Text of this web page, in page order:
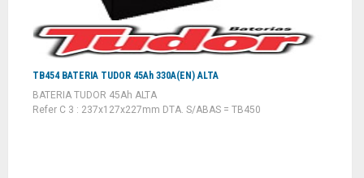
TB454 BATERIA TUDOR 45Ah 330A(EN) ALTA
BATERIA TUDOR 45Ah ALTA
Refer C 3 : 237x127x227mm DTA. S/ABAS = TB450